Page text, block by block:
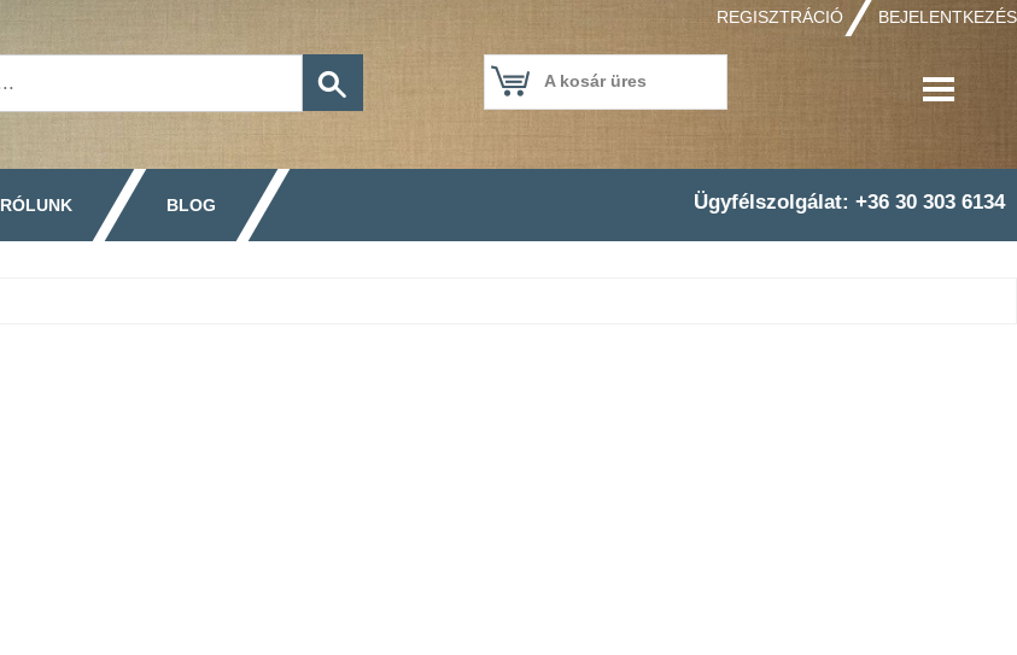
REGISZTRÁCIÓ BEJELENTKEZÉS
A kosár üres
RÓLUNK BLOG Ügyfélszolgálat: +36 30 303 6134